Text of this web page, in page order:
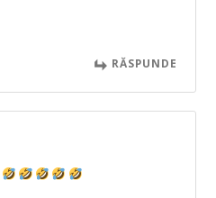
RĂSPUNDE